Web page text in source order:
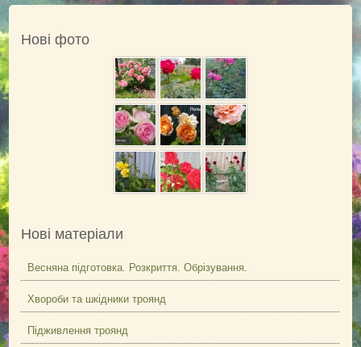
Обрізування троянд
Підживлення троянд
Поливання троянд
Підготовка до зими
Болезни и вредители (фото)
АДРЕСА
КОНТАКТИ
Нові фото
Нові матеріали
Весняна підготовка. Розкриття. Обрізування.
Хвороби та шкідники троянд
Підживлення троянд